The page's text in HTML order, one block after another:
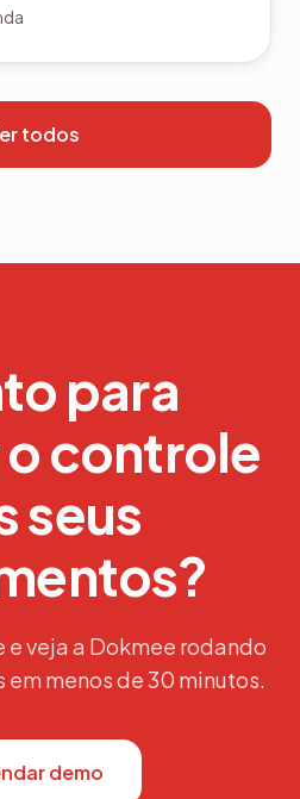
todos
para
controle
seus
e veja a Dokmee rodando